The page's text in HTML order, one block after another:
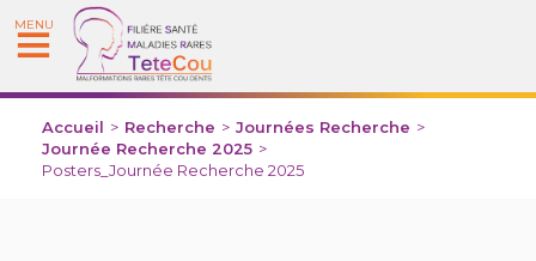
MENU
Accueil > Recherche > Journées Recherche >
Journée Recherche 2025 >
Posters_Journée Recherche 2025